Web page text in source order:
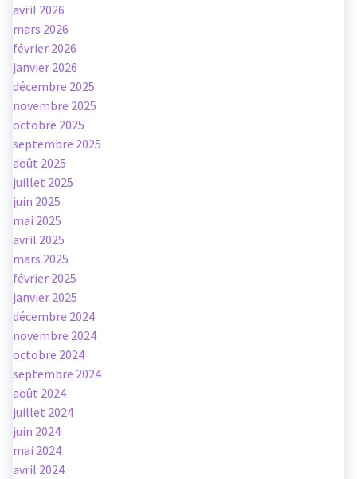
avril 2026
mars 2026
février 2026
janvier 2026
décembre 2025
novembre 2025
octobre 2025
septembre 2025
août 2025
juillet 2025
juin 2025
mai 2025
avril 2025
mars 2025
février 2025
janvier 2025
décembre 2024
novembre 2024
octobre 2024
septembre 2024
août 2024
juillet 2024
juin 2024
mai 2024
avril 2024